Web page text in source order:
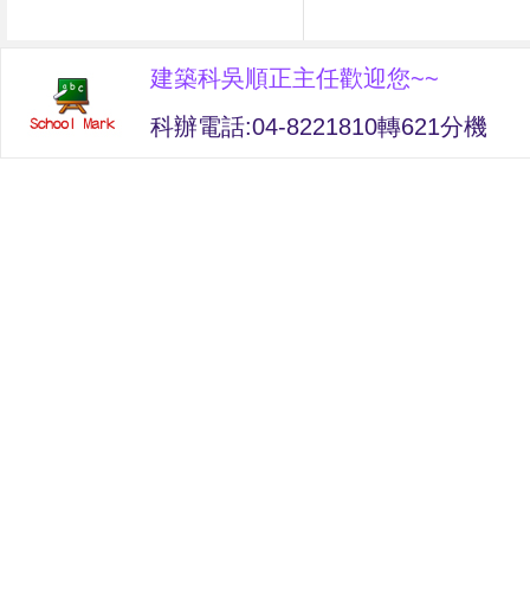
建築科吳順正主任歡迎您~~
科辦電話:04-8221810轉621分機